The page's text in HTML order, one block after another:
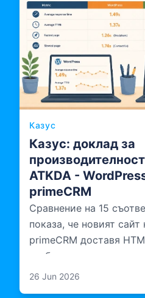
документира и
Казус
Казус: доклад за
ATKDA -
primeCRM
Сравнение на 15
показа, че новият сайт
primeCRM доставя
по-бързо от предишния
сървърната обработка
26 Jun 2026